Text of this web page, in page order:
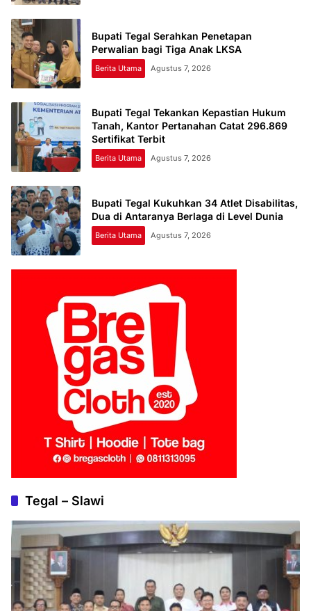
Bupati Tegal Serahkan Penetapan
Perwalian bagi Tiga Anak LKSA
Berita Utama Agustus 7, 2026
Bupati Tegal Tekankan Kepastian Hukum
Tanah, Kantor Pertanahan Catat 296.869
Sertifikat Terbit
Berita Utama Agustus 7, 2026
Bupati Tegal Kukuhkan 34 Atlet Disabilitas,
Dua di Antaranya Berlaga di Level Dunia
Berita Utama Agustus 7, 2026
Tegal – Slawi